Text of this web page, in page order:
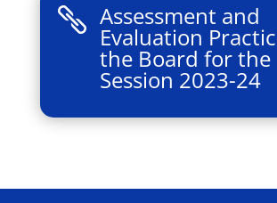
 Assessment and
Evaluation
the Board for the
Session 2023-24